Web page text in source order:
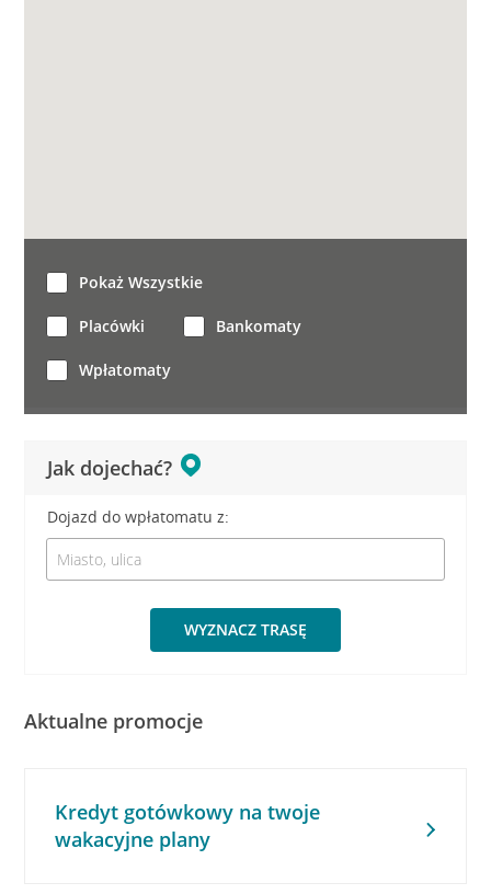
Jak dojechać?
Dojazd do wpłatomatu z:
WYZNACZ TRASĘ
Pokaż Wszystkie
Placówki Bankomaty
Wpłatomaty
Aktualne promocje
Kredyt gotówkowy na twoje
wakacyjne plany